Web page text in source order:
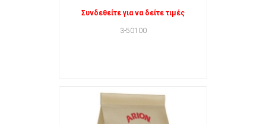
Συνδεθείτε για να δείτε τιμές
3-50100